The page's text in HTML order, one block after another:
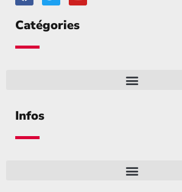
Catégories
Infos